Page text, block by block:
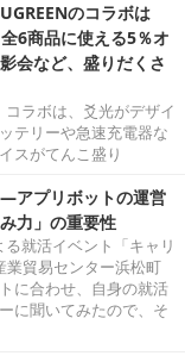
のコラボは
6商品に使える5％オ
会など、盛りだくさ
コラボは、爻光がデザイ
テリーや急速充電器な
スがてんこ盛り
アプリボットの運営
力」の重要性
就活イベント「キャリ
業貿易センター浜松町
に合わせ、自身の就活
に聞いてみたので、そ